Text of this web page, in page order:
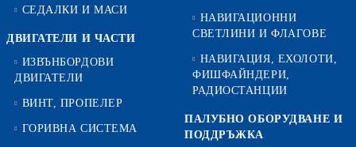
СЕДАЛКИ И МАСИ
ДВИГАТЕЛИ И ЧАСТИ
ИЗВЪНБОРДОВИ
ДВИГАТЕЛИ
ВИНТ, ПРОПЕЛЕР
ГОРИВНА СИСТЕМА
НАВИГАЦИОННИ
СВЕТЛИНИ И ФЛАГОВЕ
НАВИГАЦИЯ, ЕХОЛОТИ,
ФИШФАЙНДЕРИ,
РАДИОСТАНЦИИ
ПАЛУБНО ОБОРУДВАНЕ И
ПОДДРЪЖКА